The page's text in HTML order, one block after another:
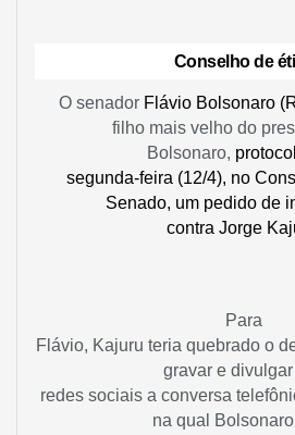
Conselho de
O senador Flávio Bolsonaro
filho mais velho do
Bolsonaro,
segunda-feira (12/4), no
Senado, um pedido de
contra Jorge
Para
Flávio, Kajuru teria quebrado o
gravar e
redes sociais a conversa
na qual